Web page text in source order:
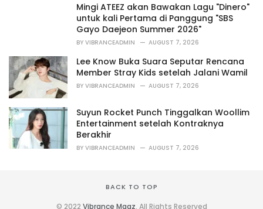
Mingi ATEEZ akan Bawakan Lagu "Dinero"
untuk kali Pertama di Panggung "SBS
Gayo Daejeon Summer 2026"
BY VIBRANCEADMIN AUGUST 7, 2026
Lee Know Buka Suara Seputar Rencana
Member Stray Kids setelah Jalani Wamil
BY VIBRANCEADMIN AUGUST 7, 2026
Suyun Rocket Punch Tinggalkan Woollim
Entertainment setelah Kontraknya
Berakhir
BY VIBRANCEADMIN AUGUST 7, 2026
BACK TO TOP
© 2022 Vibrance Magz. All Rights Reserved